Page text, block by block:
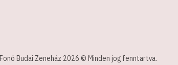
Fonó Budai Zeneház 2026 © Minden jog fenntartva.